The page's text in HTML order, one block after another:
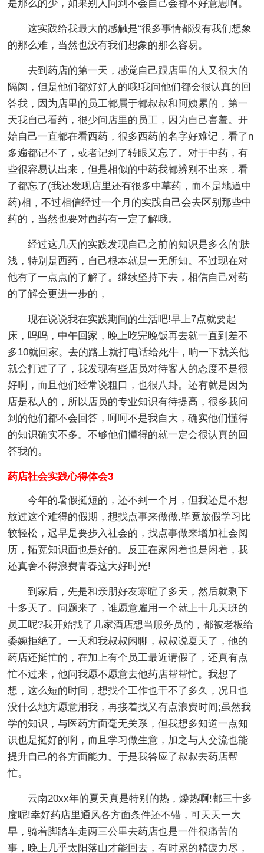
是那么的少，如果别人问到不会自己会都不好意思啊。
这实践给我最大的感触是“很多事情都没有我们想象
的那么难，当然也没有我们想象的那么容易。
去到药店的第一天，感觉自己跟店里的人又很大的
隔阂，但是他们都好好人的哦!我问他们都会很认真的回
答我，因为店里的员工都属于都叔叔和阿姨累的，第一
天我自己看药，很少问店里的员工，因为自己害羞。开
始自己一直都在看西药，很多西药的名字好难记，看了n
多遍都记不了，或者记到了转眼又忘了。对于中药，有
些很容易认出来，但是相似的中药我都辨别不出来，看
了都忘了(我还发现店里还有很多中草药，而不是地道中
药)相，不过相信经过一个月的实践自己会去区别那些中
药的，当然也要对西药有一定了解哦。
经过这几天的实践发现自己之前的知识是多么的'肤
浅，特别是西药，自己根本就是一无所知。不过现在对
他有了一点点的了解了。继续坚持下去，相信自己对药
的了解会更进一步的，
现在说说我在实践期间的生活吧!早上7点就要起
床，呜呜，中午回家，晚上吃完晚饭再去就一直到差不
多10就回家。去的路上就打电话给死牛，响一下就关他
就会打过了了，我发现有些店员对待客人的态度不是很
好啊，而且他们经常说粗口，也很八卦。还有就是因为
店是私人的，所以店员的专业知识有待提高，很多我问
到的他们都不会回答，呵呵不是我自大，确实他们懂得
的知识确实不多。不够他们懂得的就一定会很认真的回
答我的。
药店社会实践心得体会3
今年的暑假挺短的，还不到一个月，但我还是不想
放过这个难得的假期，想找点事来做做,毕竟放假学习比
较轻松，迟早是要步入社会的，找点事做来增加社会阅
历，拓宽知识面也是好的。反正在家闲着也是闲着，我
还真舍不得浪费青春这大好时光!
到家后，先是和亲朋好友寒暄了多天，然后就剩下
十多天了。问题来了，谁愿意雇用一个就上十几天班的
员工呢?我开始找了几家酒店想当服务员的，都被老板给
委婉拒绝了。一天和我叔叔闲聊，叔叔说夏天了，他的
药店还挺忙的，在加上有个员工最近请假了，还真有点
忙不过来，他问我愿不愿意去他药店帮帮忙。我想了
想，这么短的时间，想找个工作也干不了多久，况且也
没什么地方愿意用我，再接着找又有点浪费时间;虽然我
学的知识，与医药方面毫无关系，但我想多知道一点知
识也是挺好的啊，而且学习做生意，加之与人交流也能
提升自己的各方面能力。于是我答应了叔叔去药店帮
忙。
云南20xx年的夏天真是特别的热，燥热啊!都三十多
度呢!幸好药店里通风各方面条件还不错，可天天一大
早，骑着脚踏车走两三公里去药店也是一件很痛苦的
事，晚上几乎太阳落山才能回去，有时累的精疲力尽，